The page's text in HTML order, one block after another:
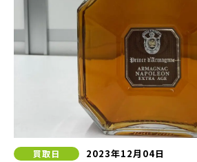
買取日 2023年12月04日